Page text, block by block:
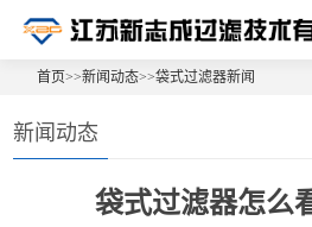
首页>>新闻动态>>袋式过滤器新闻
新闻动态
袋式过滤器怎么